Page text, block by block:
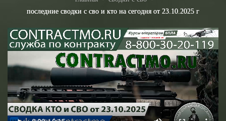
последние сводки с сво и кто на сегодня от 23.10.2025 г